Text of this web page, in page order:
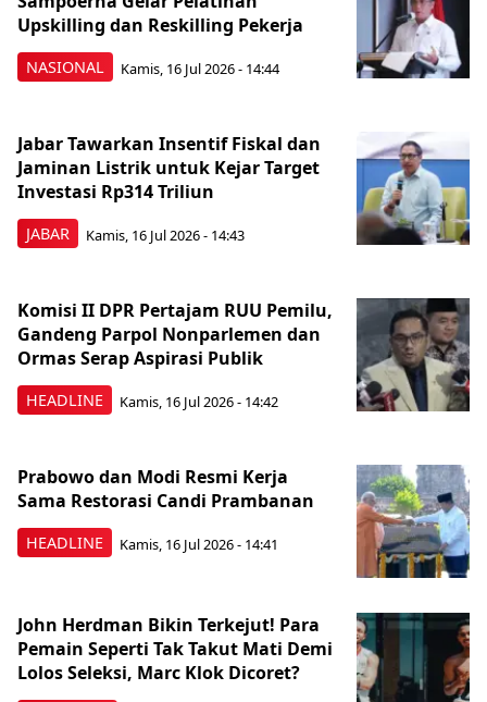
NASIONAL
Upskilling dan Reskilling Pekerja
Kamis, 16 Jul 2026 - 14:44
JABAR
Jabar Tawarkan Insentif Fiskal dan
Jaminan Listrik untuk Kejar Target
Investasi Rp314 Triliun
Kamis, 16 Jul 2026 - 14:43
HEADLINE
Komisi II DPR Pertajam RUU Pemilu,
Gandeng Parpol Nonparlemen dan
Ormas Serap Aspirasi Publik
Kamis, 16 Jul 2026 - 14:42
HEADLINE
Prabowo dan Modi Resmi Kerja
Sama Restorasi Candi Prambanan
Kamis, 16 Jul 2026 - 14:41
John Herdman Bikin Terkejut! Para
Pemain Seperti Tak Takut Mati Demi
Lolos Seleksi, Marc Klok Dicoret?